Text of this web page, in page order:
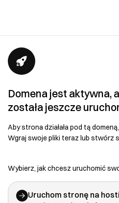
Domena jest aktywna,
została jeszcze
Aby strona działała pod tą
Wgraj swoje pliki teraz lub stwórz
Wybierz, jak chcesz uruchomić
Uruchom stronę na